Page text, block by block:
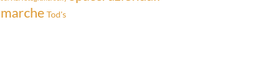
marche Tod's